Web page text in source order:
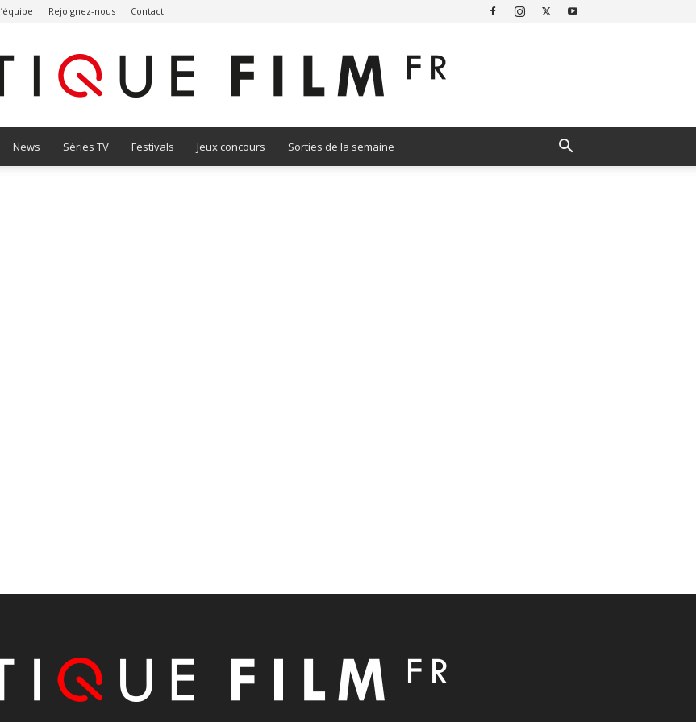
Rejoignez-nous Contact
News Séries TV Festivals Jeux concours Sorties de la semaine